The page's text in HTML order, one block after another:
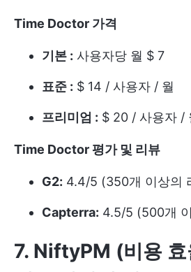
Time Doctor 가격
기본 : 사용자당 월 $ 7
표준 : $ 14 / 사용자 / 월
프리미엄 : $ 20 / 사용자 /
Time Doctor 평가 및 리뷰
G2: 4.4/5 (350개 이상의
Capterra: 4.5/5 (500개
7. NiftyPM (비용 효